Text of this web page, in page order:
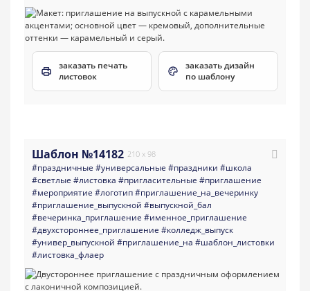
заказать печать
листовок
заказать дизайн
по шаблону
Шаблон №14182 210 x 98
#праздничные #универсальные #праздники #школа
#светлые #листовка #пригласительные #приглашение
#мероприятие #логотип#приглашение_на_вечеринку
#приглашение_выпускной #выпускной_бал
#вечеринка_приглашение #именное_приглашение
#двухстороннее_приглашение #колледж_выпуск
#универ_выпускной #приглашение_на #шаблон_листовки
#листовка_флаер